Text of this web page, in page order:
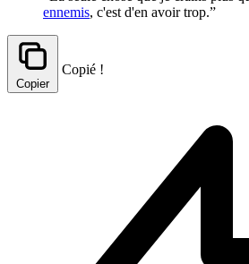
ennemis, c'est d'en avoir trop.”
Copier
Copié !